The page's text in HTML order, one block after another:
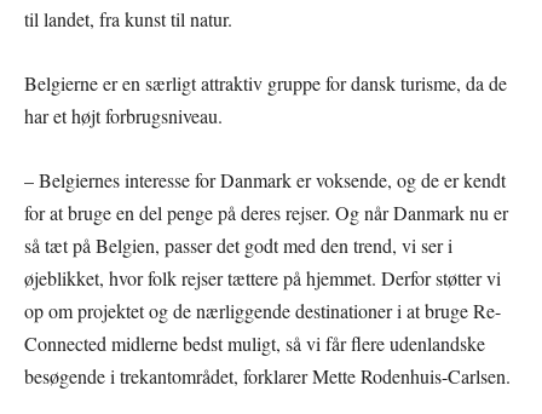
til landet, fra kunst til natur.
Belgierne er en særligt attraktiv gruppe for dansk turisme, da de
har et højt forbrugsniveau.
– Belgiernes interesse for Danmark er voksende, og de er kendt
for at bruge en del penge på deres rejser. Og når Danmark nu er
så tæt på Belgien, passer det godt med den trend, vi ser i
øjeblikket, hvor folk rejser tættere på hjemmet. Derfor støtter vi
op om projektet og de nærliggende destinationer i at bruge Re-
Connected midlerne bedst muligt, så vi får flere udenlandske
besøgende i trekantområdet, forklarer Mette Rodenhuis-Carlsen.